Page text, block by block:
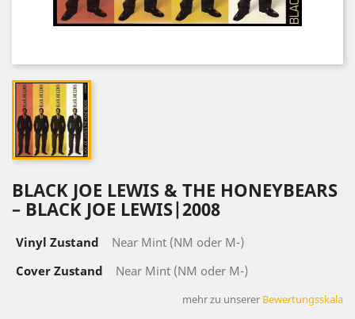
BLACK JOE LEWIS & THE HONEYBEARS
‎– BLACK JOE LEWIS|2008
Vinyl Zustand
Near Mint (NM oder M-)
Cover Zustand
Near Mint (NM oder M-)
mehr zu unserer Bewertungsskala